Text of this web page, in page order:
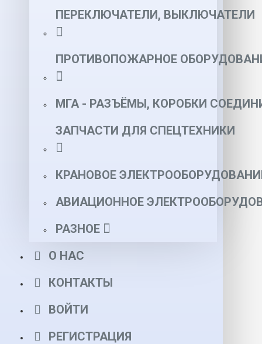
ПЕРЕКЛЮЧАТЕЛИ, ВЫКЛЮЧАТЕЛИ
ПРОТИВОПОЖАРНОЕ
МГА - РАЗЪЁМЫ, КОРОБКИ
ЗАПЧАСТИ ДЛЯ СПЕЦТЕХНИКИ
КРАНОВОЕ
АВИАЦИОННОЕ
РАЗНОЕ
О НАС
КОНТАКТЫ
ВОЙТИ
РЕГИСТРАЦИЯ